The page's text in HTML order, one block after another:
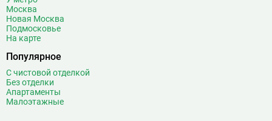
Воробьёвы горы
Воронцовская
Выставочный центр
Выхино
Г Генерала Тюленева
Москва
Новая Москва
Подмосковье
На карте
Популярное
С чистовой отделкой
Без отделки
Апартаменты
Малоэтажные